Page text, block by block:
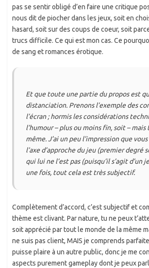
pas se sentir obligé d’en faire une critique
nous dit de piocher dans les jeux, soit en
hasard, soit sur des coups de coeur, soit
trucs difficile. Ce qui est mon cas. Ce
de sang et romances érotique.
Et que toute une partie du propos est
distanciation. Prenons l’exemple des
l’écran ; hormis les considérations
l’humour – plus ou moins fin, soit –
même. J’ai un peu l’impression que
l’axe d’approche du jeu (premier degré
qui lui ne l’est pas (puisqu’il s’agit d’un
une fois, tout cela est très subjectif.
Complètement d’accord, c’est subjectif et
thème est clivant. Par nature, tu ne peux
soit apprécié par tout le monde de la même
ne suis pas client, MAIS je comprends
puisse plaire à un autre public, donc je me
aspects purement gameplay dont je peux